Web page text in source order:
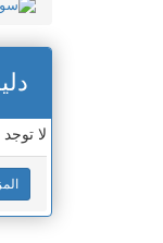
لا